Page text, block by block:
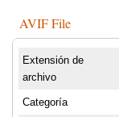
AVIF File
Extensión de
archivo
Categoría